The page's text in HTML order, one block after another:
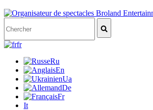
fr
Ru
En
Ua
De
Fr
It